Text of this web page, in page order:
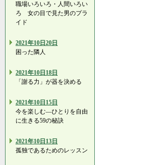
職場いろいろ・人間いろい
ろ 女の目で見た男のプラ
イド
2021年10日20日
困った隣人
2021年10日18日
「謝る力」が器を決める
2021年10日15日
今を楽しむ―ひとりを自由
に生きる59の秘訣
2021年10日13日
孤独であるためのレッスン